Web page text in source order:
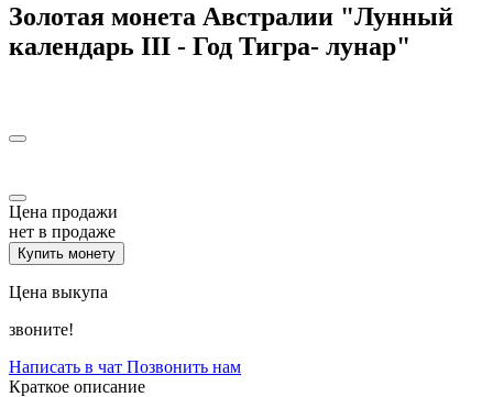
Золотая монета Австралии "Лунный
календарь III - Год Тигра- лунар"
Цена продажи
нет в продаже
Купить монету
Цена выкупа
звоните!
Написать в чат Позвонить нам
Краткое описание